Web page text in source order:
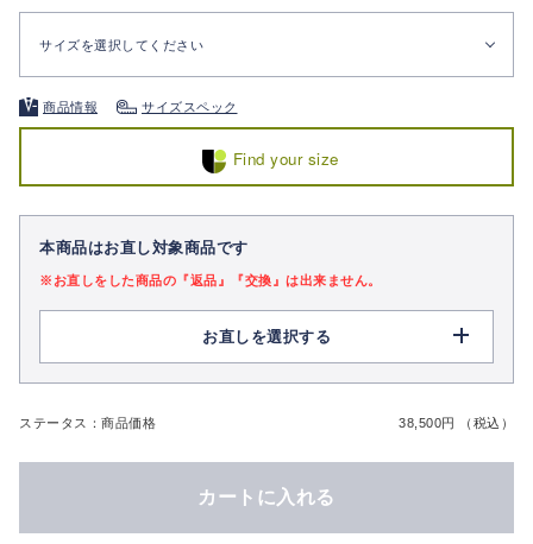
サイズを選択してください
商品情報 サイズスペック
Find your size
本商品はお直し対象商品です
※お直しをした商品の『返品』『交換』は出来ません。
お直しを選択する
ステータス：商品価格 38,500円 （税込）
カートに入れる